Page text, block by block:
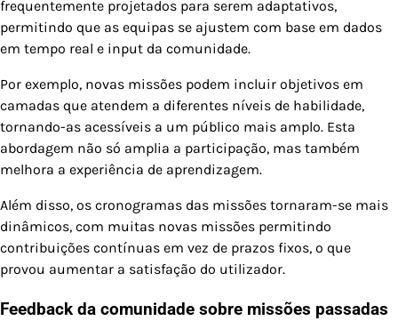
frequentemente projetados para serem adaptativos,
permitindo que as equipas se ajustem com base em dados
em tempo real e input da comunidade.
Por exemplo, novas missões podem incluir objetivos em
camadas que atendem a diferentes níveis de habilidade,
tornando-as acessíveis a um público mais amplo. Esta
abordagem não só amplia a participação, mas também
melhora a experiência de aprendizagem.
Além disso, os cronogramas das missões tornaram-se mais
dinâmicos, com muitas novas missões permitindo
contribuições contínuas em vez de prazos fixos, o que
provou aumentar a satisfação do utilizador.
Feedback da comunidade sobre missões passadas